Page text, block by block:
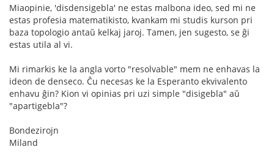
Miaopinie, 'disdensigebla' ne estas malbona ideo, sed mi ne
estas profesia matematikisto, kvankam mi studis kurson pri
baza topologio antaŭ kelkaj jaroj. Tamen, jen sugesto, se ĝi
estas utila al vi.
Mi rimarkis ke la angla vorto "resolvable" mem ne enhavas la
ideon de denseco. Ĉu necesas ke la Esperanto ekvivalento
enhavu ĝin? Kion vi opinias pri uzi simple "disigebla" aŭ
"apartigebla"?
Bondezirojn
Miland